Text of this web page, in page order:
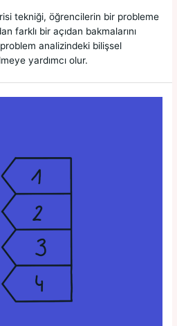
tekniği, öğrencilerin bir probleme
farklı bir açıdan bakmalarını
analizindeki bilişsel
yardımcı olur.